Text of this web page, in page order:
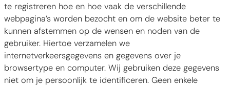
te registreren hoe en hoe vaak de verschillende
webpagina’s worden bezocht en om de website beter te
kunnen afstemmen op de wensen en noden van de
gebruiker. Hiertoe verzamelen we
internetverkeersgegevens en gegevens over je
browsertype en computer. Wij gebruiken deze gegevens
niet om je persoonlijk te identificeren. Geen enkele